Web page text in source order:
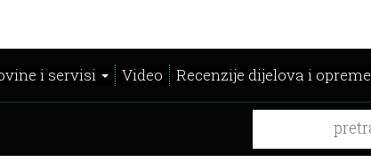
i servisi Video Recenzije dijelova i opreme